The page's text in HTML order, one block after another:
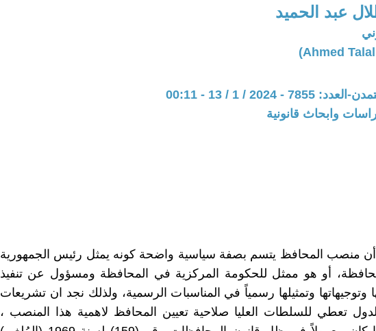
عبد الحميد
7855 - 2024 / 1 / 13 - 00:11
وابحاث قانونية
منصب المحافظ يتسم بصفة سياسية واضحة كونه يمثل رئيس الجمهورية
أو هو ممثل للحكومة المركزية في المحافظة ومسؤول عن تنفيذ
وتوجيهاتها وتمثيلها رسمياً في المناسبات الرسمية، ولذلك نجد ان تشريعات
تعطي للسلطات العليا صلاحية تعيين المحافظ لاهمية هذا المنصب ،